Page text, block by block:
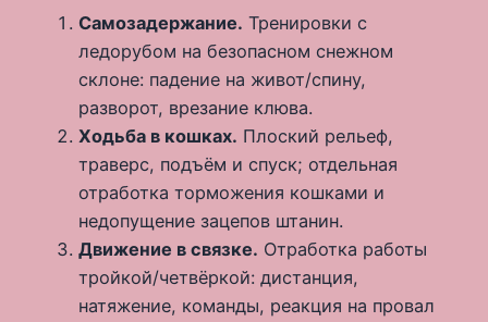
Самозадержание. Тренировки с
ледорубом на безопасном снежном
склоне: падение на живот/спину,
разворот, врезание клюва.
Ходьба в кошках. Плоский рельеф,
траверс, подъём и спуск; отдельная
отработка торможения кошками и
недопущение зацепов штанин.
Движение в связке. Отработка работы
тройкой/четвёркой: дистанция,
натяжение, команды, реакция на провал